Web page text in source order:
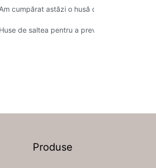
Am cumpărat astăzi o husă de saltea de la
Huse de saltea pentru a preveni ploșnițele și
Produse